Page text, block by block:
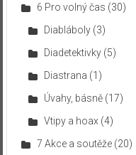
6 Pro volný čas (30)
Diabláboly(3)
Diadetektivky(5)
Diastrana (1)
Úvahy, básně(17)
Vtipy a hoax (4)
7 Akce a soutěže(20)